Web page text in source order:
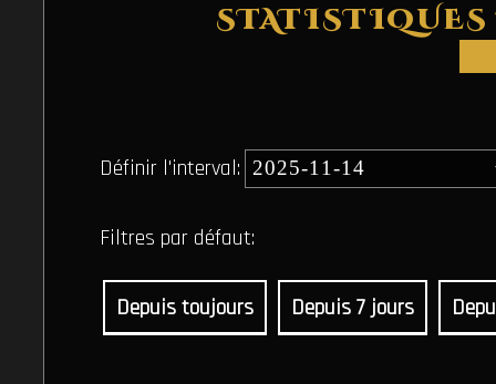
Définir l'interval:
Filtres par défaut:
Depuis toujours Depuis 7 jours